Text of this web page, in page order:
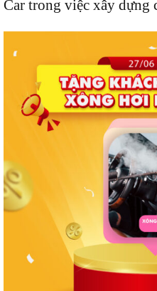
Car trong việc xây dựng